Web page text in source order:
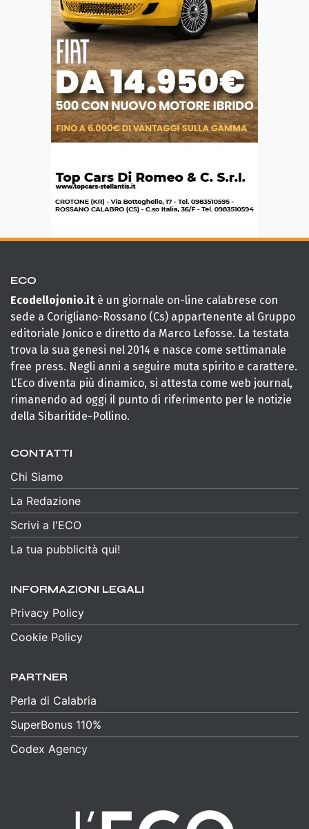
ECO
Ecodellojonio.it è un giornale on-line calabrese con
sede a Corigliano-Rossano (Cs) appartenente al Gruppo
editoriale Jonico e diretto da Marco Lefosse. La testata
trova la sua genesi nel 2014 e nasce come settimanale
free press. Negli anni a seguire muta spirito e carattere.
L’Eco diventa più dinamico, si attesta come web journal,
rimanendo ad oggi il punto di riferimento per le notizie
della Sibaritide-Pollino.
CONTATTI
Chi Siamo
La Redazione
Scrivi a l'ECO
La tua pubblicità qui!
INFORMAZIONI LEGALI
Privacy Policy
Cookie Policy
PARTNER
Perla di Calabria
SuperBonus 110%
Codex Agency